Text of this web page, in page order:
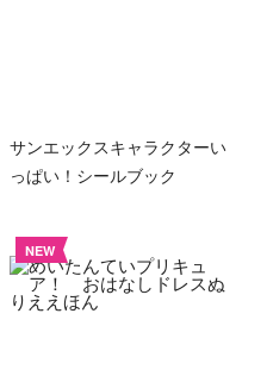
サンエックスキャラクターい
っぱい！シールブック
NEW